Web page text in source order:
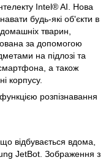
Intel® AI. Нова
будь-які об'єкти в
тварин,
за допомогою
на підлозі та
а також
корпусу.
відбувається вдома,
JetBot. Зображення з